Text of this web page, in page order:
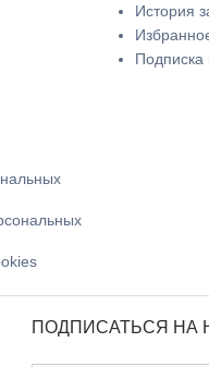
История
Подписка
ПОДПИСАТЬСЯ НА